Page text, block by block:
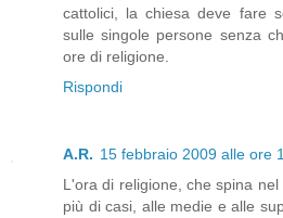
cattolici, la chiesa deve fare
sulle singole persone senza
ore di religione.
Rispondi
A.R. 15 febbraio 2009 alle ore
L'ora di religione, che spina
più di casi, alle medie e alle